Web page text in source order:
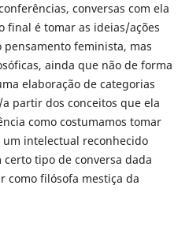
conversas com ela
final é tomar as ideias/ações
pensamento feminista, mas
ainda que não de forma
elaboração de categorias
partir dos conceitos que ela
como costumamos tomar
intelectual reconhecido
tipo de conversa dada
como filósofa mestiça da